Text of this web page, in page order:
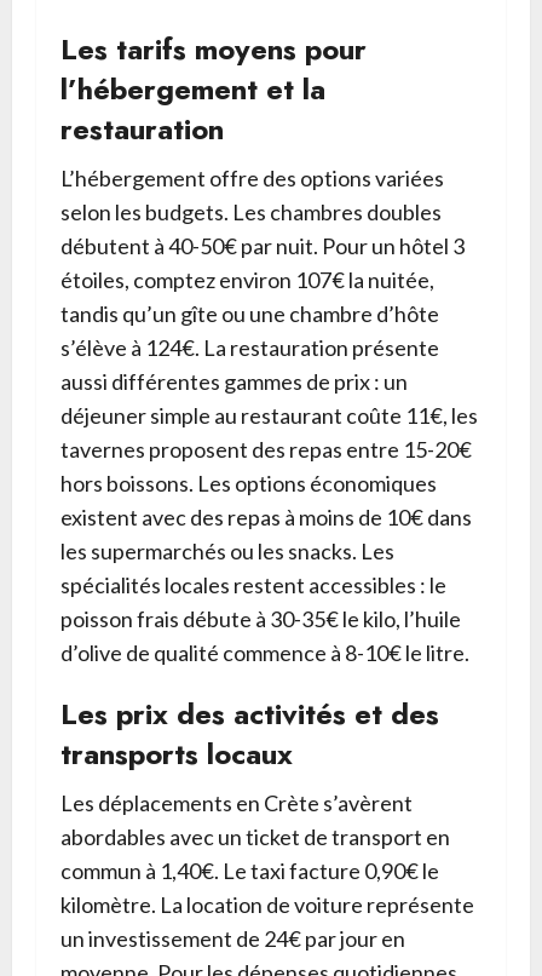
Les tarifs moyens pour
l’hébergement et la
restauration
L’hébergement offre des options variées
selon les budgets. Les chambres doubles
débutent à 40-50€ par nuit. Pour un hôtel 3
étoiles, comptez environ 107€ la nuitée,
tandis qu’un gîte ou une chambre d’hôte
s’élève à 124€. La restauration présente
aussi différentes gammes de prix : un
déjeuner simple au restaurant coûte 11€, les
tavernes proposent des repas entre 15-20€
hors boissons. Les options économiques
existent avec des repas à moins de 10€ dans
les supermarchés ou les snacks. Les
spécialités locales restent accessibles : le
poisson frais débute à 30-35€ le kilo, l’huile
d’olive de qualité commence à 8-10€ le litre.
Les prix des activités et des
transports locaux
Les déplacements en Crète s’avèrent
abordables avec un ticket de transport en
commun à 1,40€. Le taxi facture 0,90€ le
kilomètre. La location de voiture représente
un investissement de 24€ par jour en